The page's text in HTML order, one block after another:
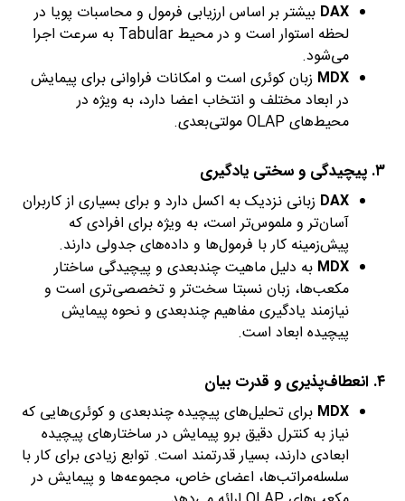
DAX بیشتر بر اساس ارزیابی فرمول و محاسبات پویا در
لحظه استوار است و در محیط Tabular به سرعت اجرا
می‌شود.
MDX زبان کوئری است و امکانات فراوانی برای پیمایش
در ابعاد مختلف و انتخاب اعضا دارد، به ویژه در
محیط‌های OLAP مولتی‌بعدی.
۳. پیچیدگی و سختی یادگیری
DAX زبانی نزدیک به اکسل دارد و برای بسیاری از کاربران
آسان‌تر و ملموس‌تر است، به ویژه برای افرادی که
پیش‌زمینه کار با فرمول‌ها و داده‌های جدولی دارند.
MDX به دلیل ماهیت چندبعدی و پیچیدگی ساختار
مکعب‌ها، زبان نسبتا سخت‌تر و تخصصی‌تری است و
نیازمند یادگیری مفاهیم چندبعدی و نحوه پیمایش
پیچیده ابعاد است.
۴. انعطاف‌پذیری و قدرت بیان
MDX برای تحلیل‌های پیچیده چندبعدی و کوئری‌هایی که
نیاز به کنترل دقیق برو پیمایش در ساختارهای پیچیده
ابعادی دارند، بسیار قدرتمند است. توابع زیادی برای کار با
سلسله‌مراتب‌ها، اعضای خاص، مجموعه‌ها و پیمایش در